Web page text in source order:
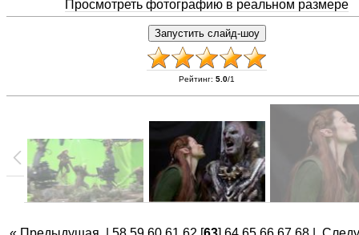
Просмотреть фотографию в реальном размере
Рейтинг: 5.0/1